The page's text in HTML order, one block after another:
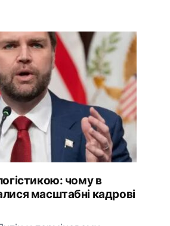
чому в
масштабні кадрові